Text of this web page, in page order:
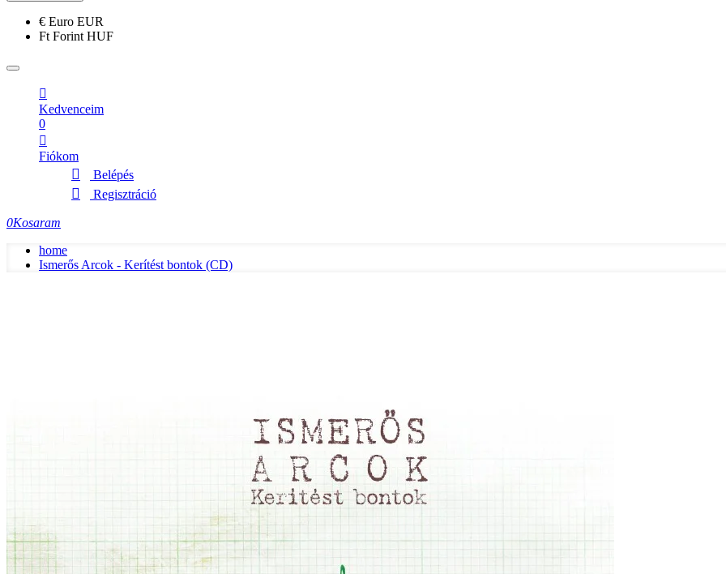
€ Euro EUR
Ft Forint HUF
Kedvenceim
0
Fiókom
Belépés
Regisztráció
0Kosaram
home
Ismerős Arcok - Kerítést bontok (CD)